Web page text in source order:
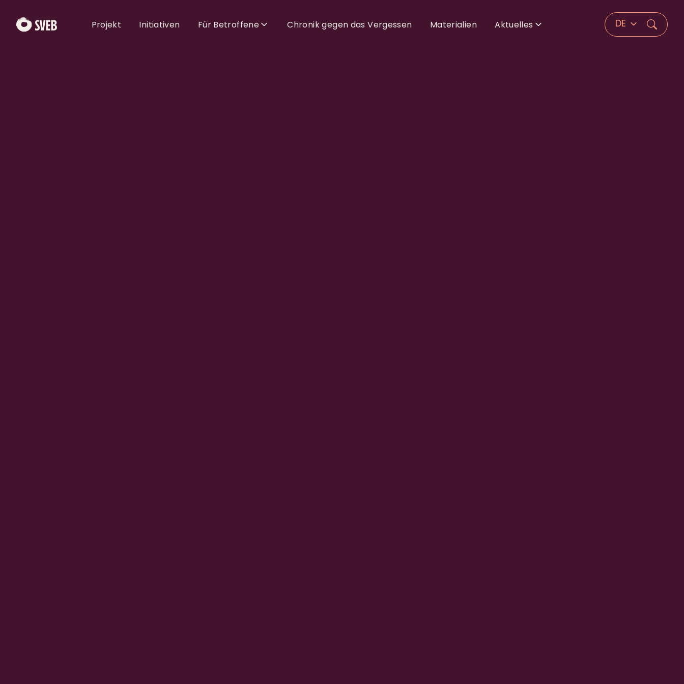
Projekt Initiativen Für Betroffene Chronik gegen das Vergessen Materialien Aktuelles DE